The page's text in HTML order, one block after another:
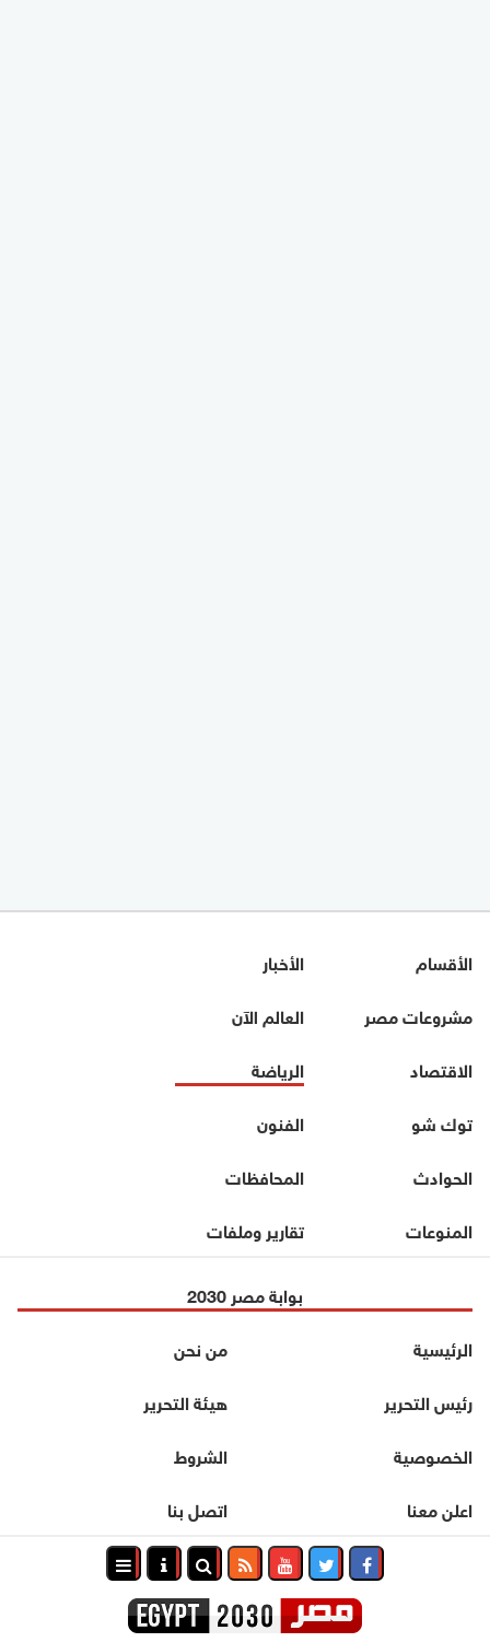
الأقسام
الأخبار
مشروعات مصر
العالم الآن
الاقتصاد
الرياضة
توك شو
الفنون
الحوادث
المحافظات
المنوعات
تقارير وملفات
بوابة مصر 2030
الرئيسية
من نحن
رئيس التحرير
هيئة التحرير
الخصوصية
الشروط
اعلن معنا
اتصل بنا